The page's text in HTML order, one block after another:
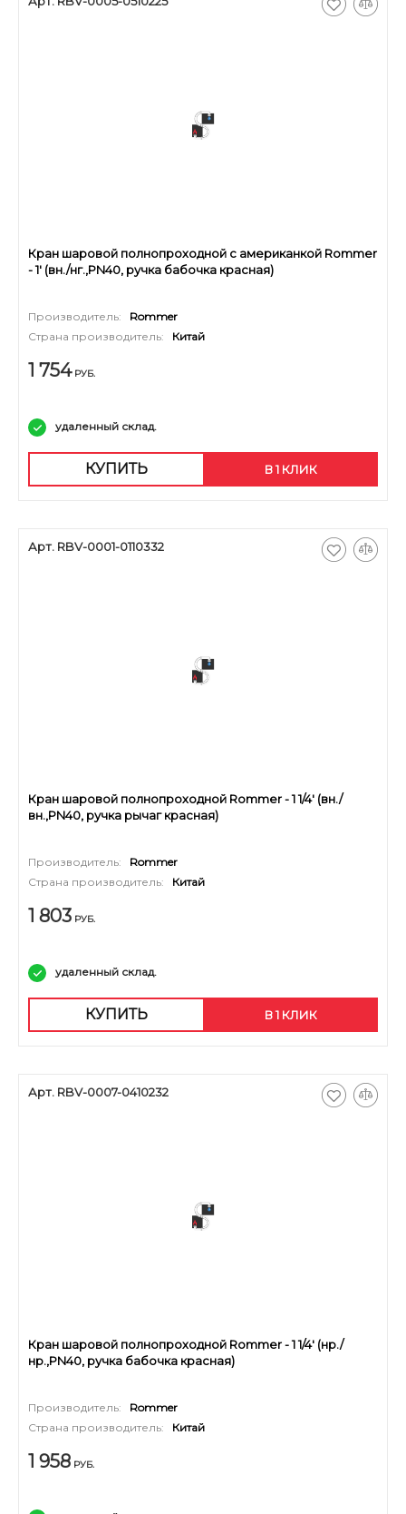
Кран шаровой полнопроходной с американкой Rommer
- 1' (вн./нг.,PN40, ручка бабочка красная)
Производитель:
Rommer
Страна производитель:
Китай
1 754 РУБ.
удаленный склад.
КУПИТЬ В 1 КЛИК
Арт. RBV-0001-0110332
Кран шаровой полнопроходной Rommer - 1 1/4' (вн./
вн.,PN40, ручка рычаг красная)
Производитель:
Rommer
Страна производитель:
Китай
1 803 РУБ.
удаленный склад.
КУПИТЬ В 1 КЛИК
Арт. RBV-0007-0410232
Кран шаровой полнопроходной Rommer - 1 1/4' (нр./
нр.,PN40, ручка бабочка красная)
Производитель:
Rommer
Страна производитель:
Китай
1 958 РУБ.